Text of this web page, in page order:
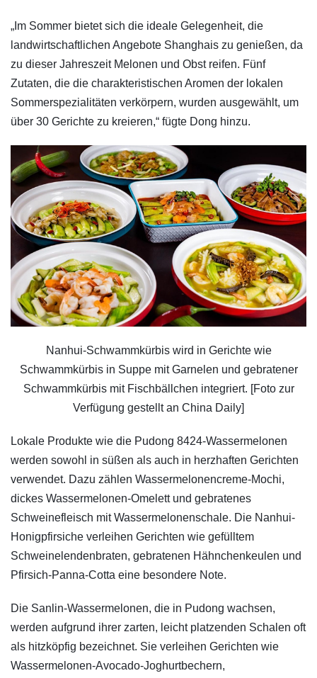
„Im Sommer bietet sich die ideale Gelegenheit, die
landwirtschaftlichen Angebote Shanghais zu genießen, da
zu dieser Jahreszeit Melonen und Obst reifen. Fünf
Zutaten, die die charakteristischen Aromen der lokalen
Sommerspezialitäten verkörpern, wurden ausgewählt, um
über 30 Gerichte zu kreieren,“ fügte Dong hinzu.
Nanhui-Schwammkürbis wird in Gerichte wie
Schwammkürbis in Suppe mit Garnelen und gebratener
Schwammkürbis mit Fischbällchen integriert. [Foto zur
Verfügung gestellt an China Daily]
Lokale Produkte wie die Pudong 8424-Wassermelonen
werden sowohl in süßen als auch in herzhaften Gerichten
verwendet. Dazu zählen Wassermelonencreme-Mochi,
dickes Wassermelonen-Omelett und gebratenes
Schweinefleisch mit Wassermelonenschale. Die Nanhui-
Honigpfirsiche verleihen Gerichten wie gefülltem
Schweinelendenbraten, gebratenen Hähnchenkeulen und
Pfirsich-Panna-Cotta eine besondere Note.
Die Sanlin-Wassermelonen, die in Pudong wachsen,
werden aufgrund ihrer zarten, leicht platzenden Schalen oft
als hitzköpfig bezeichnet. Sie verleihen Gerichten wie
Wassermelonen-Avocado-Joghurtbechern,